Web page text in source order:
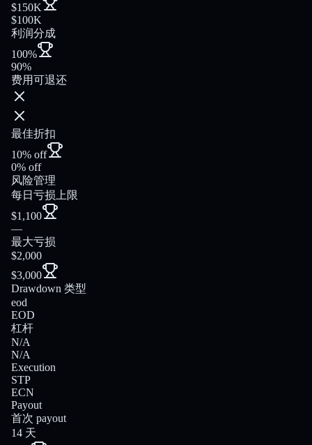
$150K
$100K
利润分成
100%
90%
费用可退还
最佳折扣
10% off
0% off
风险管理
每日亏损上限
$1,100
—
最大亏损
$2,000
$3,000
Drawdown 类型
eod
EOD
杠杆
N/A
N/A
Execution
STP
ECN
Payout
首次 payout
14 天